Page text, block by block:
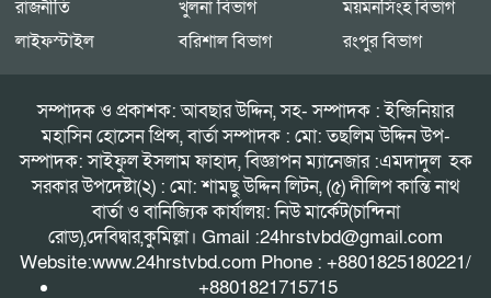
রাজনীতি
লাইফস্টাইল
খুলনা বিভাগ
বরিশাল বিভাগ
ময়মনসিংহ বিভাগ
রংপুর বিভাগ
সম্পাদক ও প্রকাশক: আবছার উদ্দিন, সহ- সম্পাদক : ইন্জিনিয়ার
মহাসিন হোসেন প্রিন্স, বার্তা সম্পাদক : মো: তছলিম উদ্দিন উপ-
সম্পাদক: সাইফুল ইসলাম ফাহাদ, বিজ্ঞাপন ম্যানেজার :এমদাদুল হক
সরকার উপদেষ্টা(২) : মো: শামছু উদ্দিন লিটন, (৫) দীলিপ কান্তি নাথ
বার্তা ও বানিজ্যিক কার্যালয়: নিউ মার্কেট(চান্দিনা
রোড),দেবিদ্বার,কুমিল্লা। Gmail :24hrstvbd@gmail.com
Website:www.24hrstvbd.com Phone : +8801825180221/
+8801821715715